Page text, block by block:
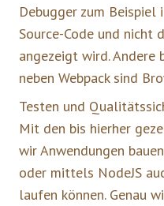
Debugger zum
Source-Code und nicht
angezeigt wird.
neben Webpack sind
Testen und
Mit den bis hierher
wir Anwendungen
oder mittels NodeJS
laufen können. Genau